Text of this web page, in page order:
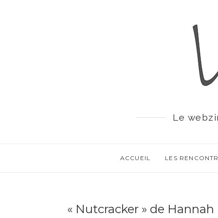
Le
ACCUEIL LES
« Nutcracker » de